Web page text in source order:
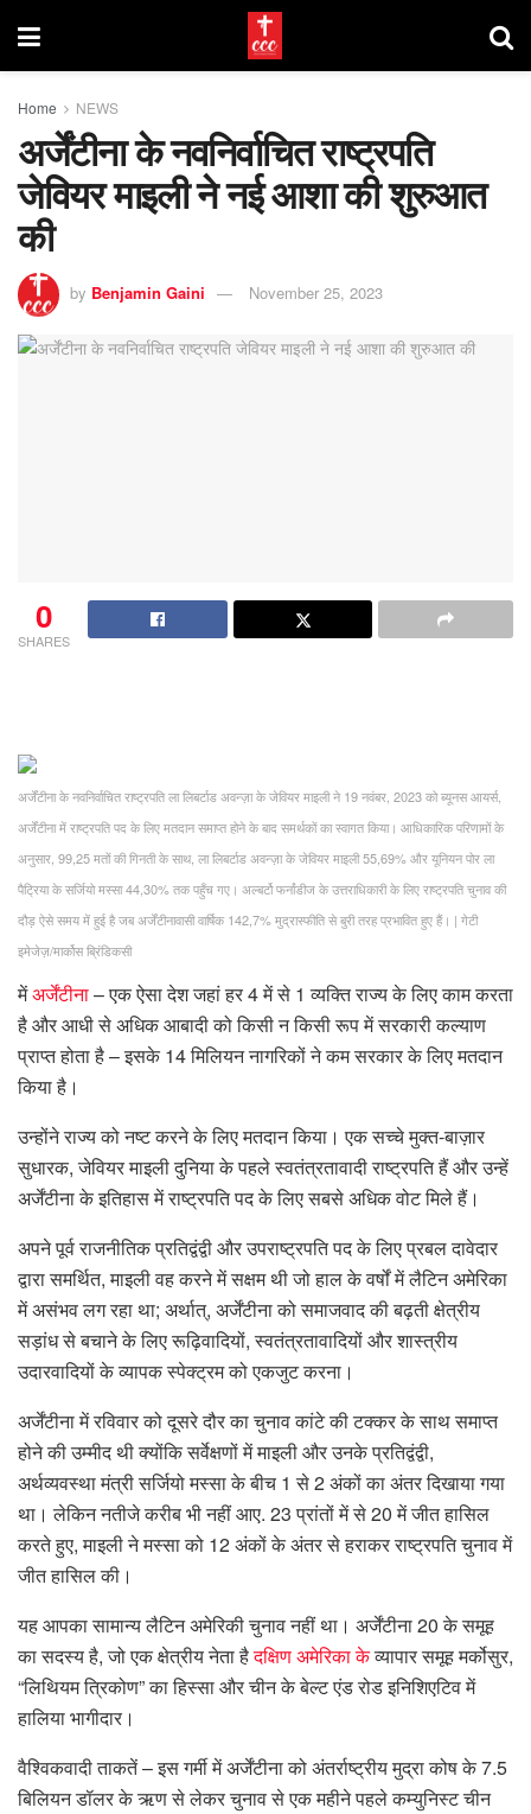
Home NEWS
अर्जेंटीना के नवनिर्वाचित राष्ट्रपति
जेवियर माइली ने नई आशा की शुरुआत
की
by Benjamin Gaini November 25, 2023
0
SHARES
अर्जेंटीना के नवनिर्वाचित राष्ट्रपति ला लिबर्टाड अवन्ज़ा के जेवियर माइली ने 19 नवंबर, 2023 को ब्यूनस आयर्स,
अर्जेंटीना में राष्ट्रपति पद के लिए मतदान समाप्त होने के बाद समर्थकों का स्वागत किया। आधिकारिक परिणामों के
अनुसार, 99,25 मतों की गिनती के साथ, ला लिबर्टाड अवन्ज़ा के जेवियर माइली 55,69% और यूनियन पोर ला
पैट्रिया के सर्जियो मस्सा 44,30% तक पहुँच गए। अल्बर्टो फर्नांडीज के उत्तराधिकारी के लिए राष्ट्रपति चुनाव की
दौड़ ऐसे समय में हुई है जब अर्जेंटीनावासी वार्षिक 142,7% मुद्रास्फीति से बुरी तरह प्रभावित हुए हैं। | गेटी
इमेजेज़/मार्कोस ब्रिंडिकसी
मेंअर्जेंटीना– एक ऐसा देश जहां हर 4 में से 1 व्यक्ति राज्य के लिए काम करता
है और आधी से अधिक आबादी को किसी न किसी रूप में सरकारी कल्याण
प्राप्त होता है – इसके 14 मिलियन नागरिकों ने कम सरकार के लिए मतदान
किया है।
उन्होंने राज्य को नष्ट करने के लिए मतदान किया। एक सच्चे मुक्त-बाज़ार
सुधारक, जेवियर माइली दुनिया के पहले स्वतंत्रतावादी राष्ट्रपति हैं और उन्हें
अर्जेंटीना के इतिहास में राष्ट्रपति पद के लिए सबसे अधिक वोट मिले हैं।
अपने पूर्व राजनीतिक प्रतिद्वंद्वी और उपराष्ट्रपति पद के लिए प्रबल दावेदार
द्वारा समर्थित, माइली वह करने में सक्षम थी जो हाल के वर्षों में लैटिन अमेरिका
में असंभव लग रहा था; अर्थात्, अर्जेंटीना को समाजवाद की बढ़ती क्षेत्रीय
सड़ांध से बचाने के लिए रूढ़िवादियों, स्वतंत्रतावादियों और शास्त्रीय
उदारवादियों के व्यापक स्पेक्ट्रम को एकजुट करना।
अर्जेंटीना में रविवार को दूसरे दौर का चुनाव कांटे की टक्कर के साथ समाप्त
होने की उम्मीद थी क्योंकि सर्वेक्षणों में माइली और उनके प्रतिद्वंद्वी,
अर्थव्यवस्था मंत्री सर्जियो मस्सा के बीच 1 से 2 अंकों का अंतर दिखाया गया
था। लेकिन नतीजे करीब भी नहीं आए. 23 प्रांतों में से 20 में जीत हासिल
करते हुए, माइली ने मस्सा को 12 अंकों के अंतर से हराकर राष्ट्रपति चुनाव में
जीत हासिल की।
यह आपका सामान्य लैटिन अमेरिकी चुनाव नहीं था। अर्जेंटीना 20 के समूह
का सदस्य है, जो एक क्षेत्रीय नेता हैदक्षिण अमेरिका केव्यापार समूह मर्कोसुर,
“लिथियम त्रिकोण” का हिस्सा और चीन के बेल्ट एंड रोड इनिशिएटिव में
हालिया भागीदार।
वैश्विकवादी ताकतें – इस गर्मी में अर्जेंटीना को अंतर्राष्ट्रीय मुद्रा कोष के 7.5
बिलियन डॉलर के ऋण से लेकर चुनाव से एक महीने पहले कम्युनिस्ट चीन